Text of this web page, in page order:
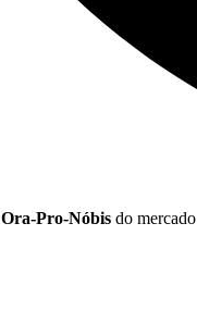
Ora-Pro-Nóbis do mercado